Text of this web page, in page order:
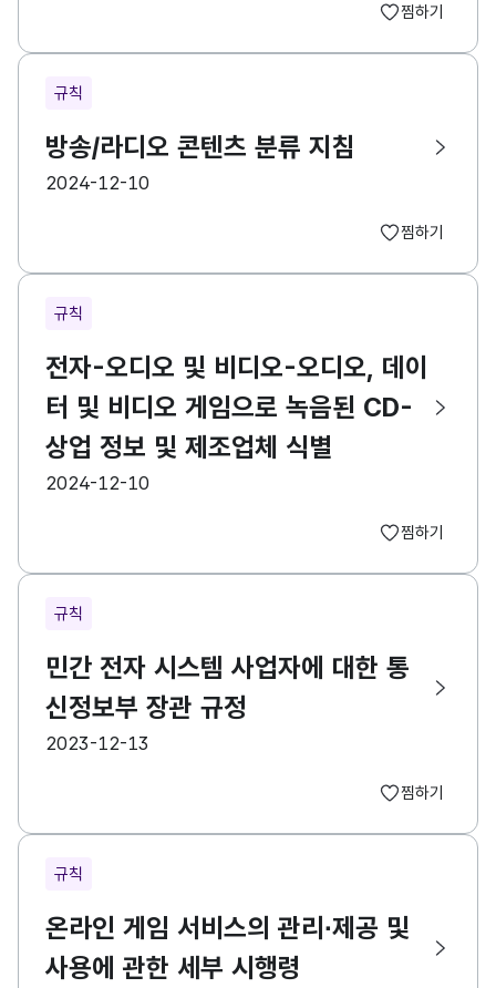
찜하기
규칙
방송/라디오 콘텐츠 분류 지침
등록일
2024-12-10
찜하기
규칙
전자-오디오 및 비디오-오디오, 데이
터 및 비디오 게임으로 녹음된 CD-
상업 정보 및 제조업체 식별
등록일
2024-12-10
찜하기
규칙
민간 전자 시스템 사업자에 대한 통
신정보부 장관 규정
등록일
2023-12-13
찜하기
규칙
온라인 게임 서비스의 관리∙제공 및
사용에 관한 세부 시행령